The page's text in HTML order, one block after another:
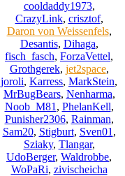
cooldaddy1973,
CrazyLink, crisztof,
Daron von Weissenfels,
Desantis, Dihaga,
fisch_fasch, ForzaVettel,
Grothgerek, jet2space,
joroli, Karress, MarkStein,
MrBugBears, Nenharma,
Noob_M81 , PhelanKell,
Punisher2306, Rainman,
Sam20, Stigburt, Sven01 ,
Sziaky, Tlangar,
UdoBerger, Waldrobbe,
WoPaRi, zivischeicha